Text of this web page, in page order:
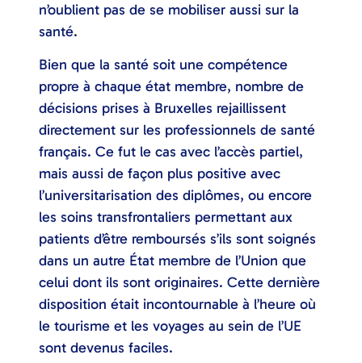
n’oublient pas de se mobiliser aussi sur la
santé.
Bien que la santé soit une compétence
propre à chaque état membre, nombre de
décisions prises à Bruxelles rejaillissent
directement sur les professionnels de santé
français. Ce fut le cas avec l’accès partiel,
mais aussi de façon plus positive avec
l’universitarisation des diplômes, ou encore
les soins transfrontaliers permettant aux
patients d’être remboursés s’ils sont soignés
dans un autre État membre de l’Union que
celui dont ils sont originaires. Cette dernière
disposition était incontournable à l’heure où
le tourisme et les voyages au sein de l’UE
sont devenus faciles.